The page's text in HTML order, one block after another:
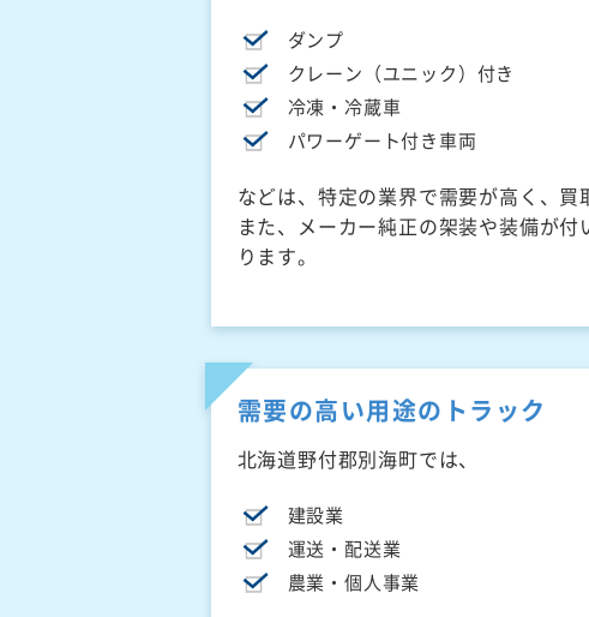
ダンプ
クレーン（ユニック）付き
冷凍・冷蔵車
パワーゲート付き車両
などは、特定の業界で需要が高く、買
また、メーカー純正の架装や装備が
ります。
需要の高い用途のトラック
北海道野付郡別海町では、
建設業
運送・配送業
農業・個人事業